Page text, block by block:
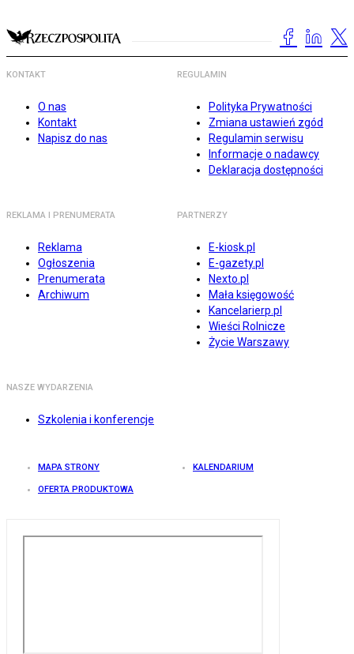
KONTAKT
O nas
Kontakt
Napisz do nas
REGULAMIN
Polityka Prywatności
Zmiana ustawień zgód
Regulamin serwisu
Informacje o nadawcy
Deklaracja dostępności
REKLAMA I PRENUMERATA
Reklama
Ogłoszenia
Prenumerata
Archiwum
PARTNERZY
E-kiosk.pl
E-gazety.pl
Nexto.pl
Mała księgowość
Kancelarierp.pl
Wieści Rolnicze
Życie Warszawy
NASZE WYDARZENIA
Szkolenia i konferencje
MAPA STRONY KALENDARIUM
OFERTA PRODUKTOWA